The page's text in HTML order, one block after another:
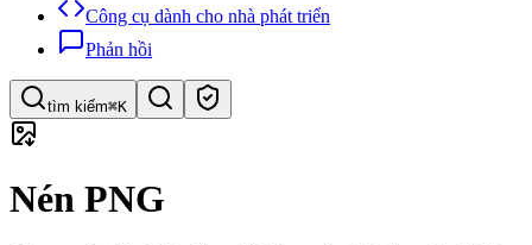
Công cụ dành cho nhà phát triển
Phản hồi
tìm kiếm⌘K
Tìm công cụ
Tìm kiếm nhanh công cụ
Nén PNG